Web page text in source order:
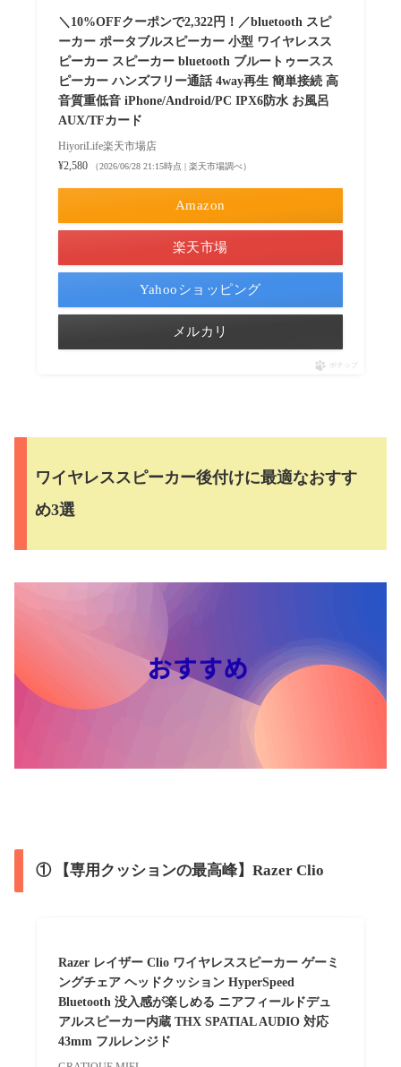
＼10%OFFクーポンで2,322円！／bluetooth スピ
ーカー ポータブルスピーカー 小型 ワイヤレスス
ピーカー スピーカー bluetooth ブルートゥースス
ピーカー ハンズフリー通話 4way再生 簡単接続 高
音質重低音 iPhone/Android/PC IPX6防水 お風呂
AUX/TFカード
HiyoriLife楽天市場店
¥2,580
（2026/06/28 21:15時点 | 楽天市場調べ）
Amazon
楽天市場
Yahooショッピング
メルカリ
ポチップ
ワイヤレススピーカー後付けに最適なおすす
め3選
① 【専用クッションの最高峰】Razer Clio
Razer レイザー Clio ワイヤレススピーカー ゲーミ
ングチェア ヘッドクッション HyperSpeed
Bluetooth 没入感が楽しめる ニアフィールドデュ
アルスピーカー内蔵 THX SPATIAL AUDIO 対応
43mm フルレンジド